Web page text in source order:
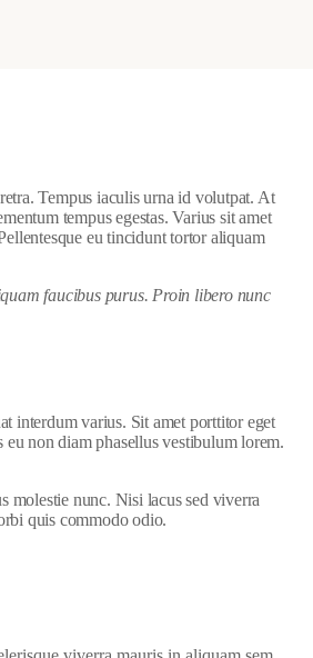
Tempus iaculis urna id volutpat. At
tempus egestas. Varius sit amet
eu tincidunt tortor aliquam
faucibus purus. Proin libero nunc
interdum varius. Sit amet porttitor eget
non diam phasellus vestibulum lorem.
molestie nunc. Nisi lacus sed viverra
quis commodo odio.